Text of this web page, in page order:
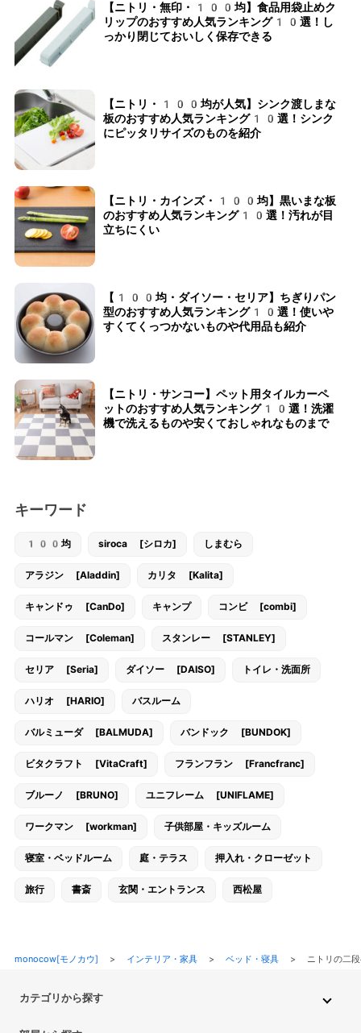
【ニトリ・無印・100均】食品用袋止めク
リップのおすすめ人気ランキング10選！し
っかり閉じておいしく保存できる
【ニトリ・100均が人気】シンク渡しまな
板のおすすめ人気ランキング10選！シンク
にピッタリサイズのものを紹介
【ニトリ・カインズ・100均】黒いまな板
のおすすめ人気ランキング10選！汚れが目
立ちにくい
【100均・ダイソー・セリア】ちぎりパン
型のおすすめ人気ランキング10選！使いや
すくてくっつかないものや代用品も紹介
【ニトリ・サンコー】ペット用タイルカーペ
ットのおすすめ人気ランキング10選！洗濯
機で洗えるものや安くておしゃれなものまで
キーワード
100均 siroca [シロカ] しまむら
アラジン [Aladdin] カリタ [Kalita]
キャンドゥ [CanDo] キャンプ コンビ [combi]
コールマン [Coleman] スタンレー [STANLEY]
セリア [Seria] ダイソー [DAISO] トイレ・洗面所
ハリオ [HARIO] バスルーム
バルミューダ [BALMUDA] バンドック [BUNDOK]
ビタクラフト [VitaCraft] フランフラン [Francfranc]
ブルーノ [BRUNO] ユニフレーム [UNIFLAME]
ワークマン [workman] 子供部屋・キッズルーム
寝室・ベッドルーム 庭・テラス 押入れ・クローゼット
旅行 書斎 玄関・エントランス 西松屋
monocow[モノカウ] > インテリア・家具> ベッド・寝具> ニトリの二
カテゴリから探す